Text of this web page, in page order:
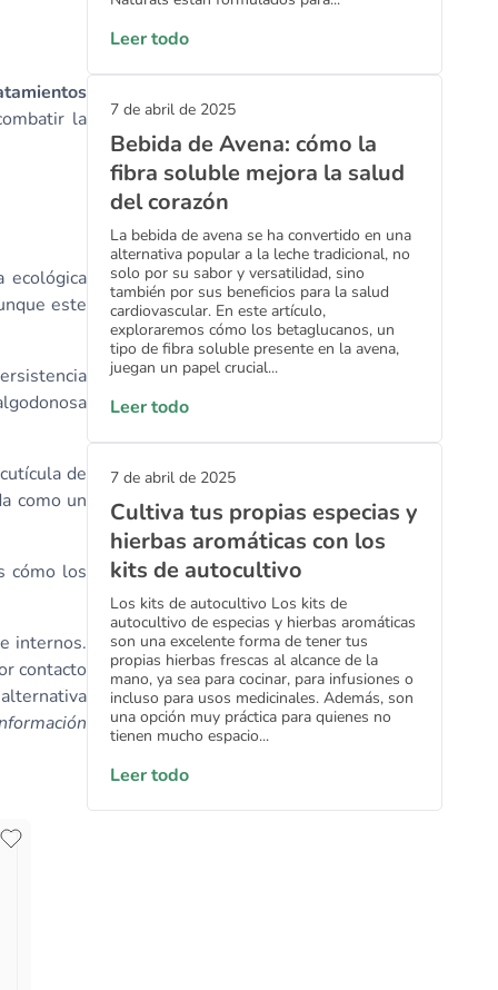
la
ecológica
este
de
como un
cómo los
internos.
contacto
Leer todo
7 de abril de 2025
Bebida de Avena: cómo la
fibra soluble mejora la salud
del corazón
La bebida de avena se ha convertido en una
alternativa popular a la leche tradicional, no
solo por su sabor y versatilidad, sino
también por sus beneficios para la salud
cardiovascular. En este artículo,
exploraremos cómo los betaglucanos, un
tipo de fibra soluble presente en la avena,
juegan un papel crucial...
Leer todo
7 de abril de 2025
Cultiva tus propias especias y
hierbas aromáticas con los
kits de autocultivo
Los kits de autocultivo Los kits de
autocultivo de especias y hierbas aromáticas
son una excelente forma de tener tus
propias hierbas frescas al alcance de la
mano, ya sea para cocinar, para infusiones o
incluso para usos medicinales. Además, son
una opción muy práctica para quienes no
tienen mucho espacio...
Leer todo